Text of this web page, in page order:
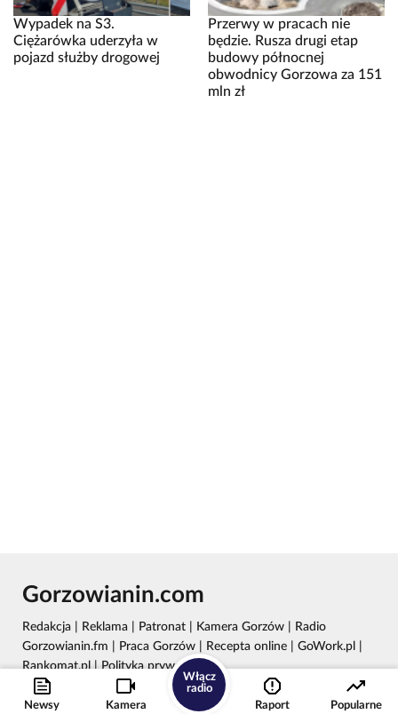
Wypadek na S3.
Ciężarówka uderzyła w
pojazd służby drogowej
Przerwy w pracach nie
będzie. Rusza drugi etap
budowy północnej
obwodnicy Gorzowa za 151
mln zł
Newsy Kamera
Włącz
radio
Raport
Popularne
Gorzowianin.com
Redakcja Reklama Patronat Kamera Gorzów
Radio
Gorzowianin.fm
Praca Gorzów Recepta online GoWork.pl
Rankomat.pl|Polityka prywatności
Wydawca: REC24 Sp. z o.o.